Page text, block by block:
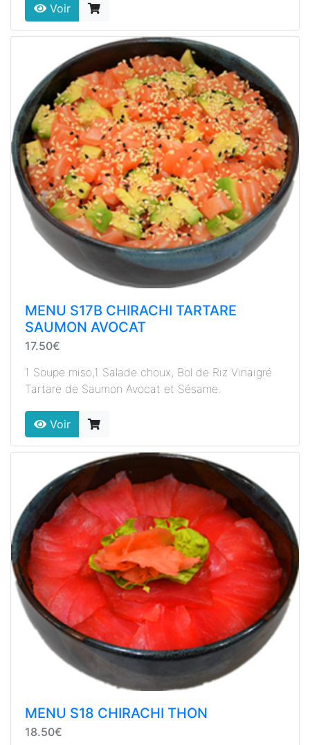
Voir
MENU S17B CHIRACHI TARTARE
SAUMON AVOCAT
17.50€
1 Soupe miso,1 Salade choux, Bol de Riz Vinaigré
Tartare de Saumon Avocat et Sésame.
Voir
MENU S18 CHIRACHI THON
18.50€